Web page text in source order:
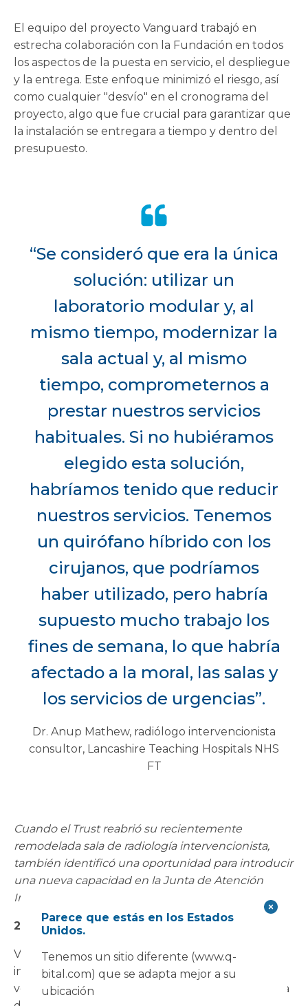
El equipo del proyecto Vanguard trabajó en
estrecha colaboración con la Fundación en todos
los aspectos de la puesta en servicio, el despliegue
y la entrega. Este enfoque minimizó el riesgo, así
como cualquier "desvío" en el cronograma del
proyecto, algo que fue crucial para garantizar que
la instalación se entregara a tiempo y dentro del
presupuesto.
“Se consideró que era la única
solución: utilizar un
laboratorio modular y, al
mismo tiempo, modernizar la
sala actual y, al mismo
tiempo, comprometernos a
prestar nuestros servicios
habituales. Si no hubiéramos
elegido esta solución,
habríamos tenido que reducir
nuestros servicios. Tenemos
un quirófano híbrido con los
cirujanos, que podríamos
haber utilizado, pero habría
supuesto mucho trabajo los
fines de semana, lo que habría
afectado a la moral, las salas y
los servicios de urgencias”.
Dr. Anup Mathew, radiólogo intervencionista
consultor, Lancashire Teaching Hospitals NHS
FT
Cuando el Trust reabrió su recientemente
remodelada sala de radiología intervencionista,
también identificó una oportunidad para introducir
una nueva capacidad en la Junta de Atención
Integrada: la neurocirugía.
2021 Sala de neurocirugía
Vanguard readaptó la sala modular de radiología
intervencionista, lo que incluyó el sellado de la
ventana de visualización y la creación de una zona
Parece que estás en los Estados
Unidos.
Tenemos un sitio diferente (www.q-
bital.com) que se adapta mejor a su
ubicación